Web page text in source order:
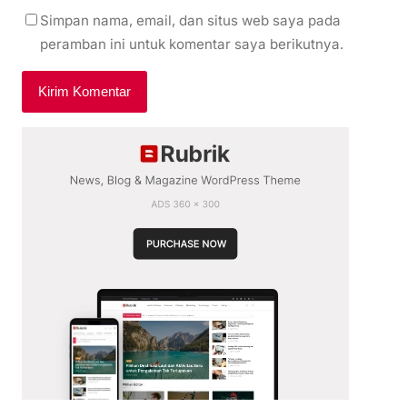
Simpan nama, email, dan situs web saya pada
peramban ini untuk komentar saya berikutnya.